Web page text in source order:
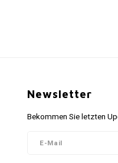
Newsletter
Bekommen Sie letzten